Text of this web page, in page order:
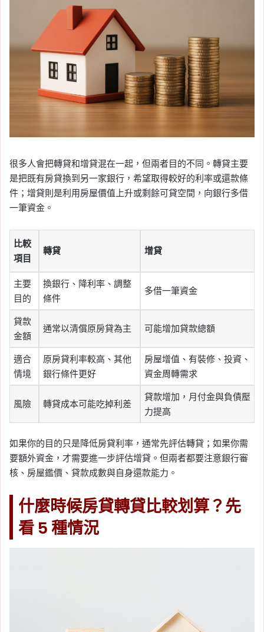
很多人會把轉貸和增貸混在一起，但兩者目的不同。轉貸主要
是把既有房貸換到另一家銀行，希望取得較好的利率或還款條
件；增貸則是利用房屋價值上升或剩餘可貸空間，向銀行多借
一筆資金。
比較
項目
轉貸 增貸
主要
目的
換銀行、降利率、調整
條件
多借一筆資金
貸款
金額
通常以清償原房貸為主 可能增加貸款總額
適合
情境
原房貸利率較高、其他
銀行條件更好
房屋增值、有裝修、投資、
資金周轉需求
風險 轉貸成本可能吃掉利差
貸款增加，月付金與負債壓
力提高
如果你的目的只是降低房貸利率，通常先評估轉貸；如果你需
要額外資金，才需要進一步評估增貸。但兩者都要注意銀行審
核、房屋鑑價、貸款成數與自身還款能力。
什麼時候房貸轉貸比較划算？先
看 5 種情況